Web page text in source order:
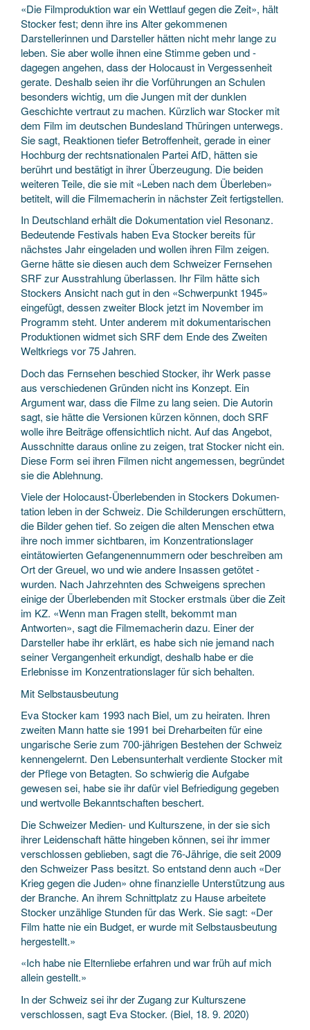
«Die Filmproduktion war ein Wettlauf gegen die Zeit», hält
Stocker fest; denn ihre ins Alter gekommenen
Darstellerinnen und Darsteller hätten nicht mehr lange zu
leben. Sie aber wolle ihnen eine Stimme geben und ­
dagegen angehen, dass der Ho­locaust in Vergessenheit
gerate. Deshalb seien ihr die Vorführungen an Schulen
besonders wichtig, um die Jungen mit der dunklen
Geschichte vertraut zu machen. Kürzlich war Stocker mit
dem Film im deutschen Bundesland Thüringen unterwegs.
Sie sagt, Reaktionen tiefer Betroffenheit, gerade in einer
Hochburg der rechtsnationalen Partei AfD, hätten sie
berührt und bestätigt in ihrer Überzeugung. Die beiden
weiteren Teile, die sie mit «Leben nach dem Überleben»
betitelt, will die Filmemacherin in nächster Zeit fertigstellen.
In Deutschland erhält die Dokumentation viel Resonanz.
Bedeutende Festivals haben Eva Stocker bereits für
nächstes Jahr eingeladen und wollen ihren Film zeigen.
Gerne hätte sie diesen auch dem Schweizer Fernsehen
SRF zur Ausstrahlung überlassen. Ihr Film hätte sich
Stockers Ansicht nach gut in den «Schwerpunkt 1945»
eingefügt, dessen zweiter Block jetzt im November im
Programm steht. Unter anderem mit dokumentarischen
Produktionen widmet sich SRF dem Ende des Zweiten
Weltkriegs vor 75 Jahren.
Doch das Fernsehen beschied Stocker, ihr Werk passe
aus verschiedenen Gründen nicht ins Konzept. Ein
Argument war, dass die Filme zu lang seien. Die Autorin
sagt, sie hätte die Versionen kürzen können, doch SRF
wolle ihre Beiträge offensichtlich nicht. Auf das Angebot,
Ausschnitte dar­aus online zu zeigen, trat ­Stocker nicht ein.
Diese Form sei ihren Filmen nicht angemessen, begründet
sie die Ablehnung.
Viele der Holocaust-Überle­benden in Stockers Dokumen­
tation leben in der Schweiz. Die Schilderungen erschüttern,
die Bilder gehen tief. So zeigen die alten Menschen etwa
ihre noch immer sichtbaren, im Konzentrationslager
eintätowierten Gefangenennummern oder beschreiben am
Ort der Greuel, wo und wie andere Insassen getötet ­
wurden. Nach Jahrzehnten des Schweigens sprechen
einige der Überlebenden mit Stocker erstmals über die Zeit
im KZ. «Wenn man Fragen stellt, bekommt man
Antworten», sagt die Filmema­cherin dazu. Einer der
Darsteller habe ihr erklärt, es habe sich nie jemand nach
seiner Vergangenheit erkundigt, deshalb habe er die
Erlebnisse im Konzentrationslager für sich behalten.
Mit Selbstausbeutung
Eva Stocker kam 1993 nach Biel, um zu heiraten. Ihren
zweiten Mann hatte sie 1991 bei Dreharbeiten für eine
ungarische Serie zum 700-jährigen Bestehen der Schweiz
kennengelernt. Den Le­bensunterhalt verdiente Stocker mit
der Pflege von Betagten. So schwierig die Aufgabe
gewesen sei, habe sie ihr dafür viel Befriedigung gegeben
und wertvolle Bekanntschaften beschert.
Die Schweizer Medien- und Kulturszene, in der sie sich
ihrer Leidenschaft hätte hingeben können, sei ihr immer
verschlossen geblieben, sagt die 76-Jährige, die seit 2009
den Schweizer Pass ­besitzt. So entstand denn auch «Der
Krieg gegen die Juden» ohne finanzielle Unterstützung aus
der Branche. An ihrem Schnittplatz zu Hause arbeitete
Stocker unzählige Stunden für das Werk. Sie sagt: «Der
Film hatte nie ein Budget, er wurde mit Selbstausbeutung
hergestellt.»
«Ich habe nie Elternliebe erfahren und war früh auf mich
allein gestellt.»
In der Schweiz sei ihr der Zugang zur Kulturszene
verschlossen, sagt Eva Stocker. (Biel, 18. 9. 2020)